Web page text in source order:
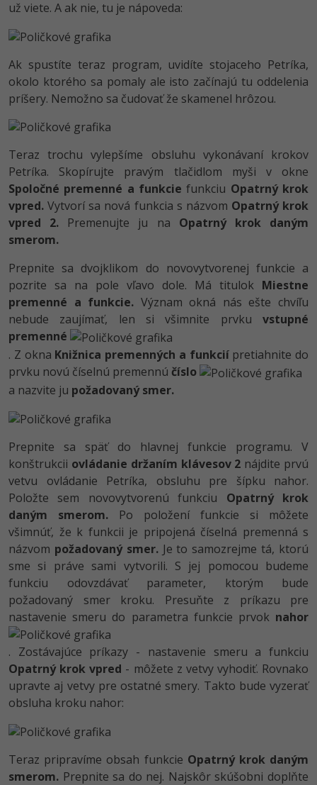
už viete. A ak nie, tu je nápoveda:
Ak spustíte teraz program, uvidíte stojaceho Petríka,
okolo ktorého sa pomaly ale isto začínajú tu oddelenia
príšery. Nemožno sa čudovať že skamenel hrôzou.
Teraz trochu vylepšíme obsluhu vykonávaní krokov
Petríka. Skopírujte pravým tlačidlom myši v okne
Spoločné premenné a funkcie funkciu Opatrný krok
vpred. Vytvorí sa nová funkcia s názvom Opatrný krok
vpred 2. Premenujte ju na Opatrný krok daným
smerom.
Prepnite sa dvojklikom do novovytvorenej funkcie a
pozrite sa na pole vľavo dole. Má titulok Miestne
premenné a funkcie. Význam okná nás ešte chvíľu
nebude zaujímať, len si všimnite prvku vstupné
premenné
. Z okna Knižnica premenných a funkciípretiahnite do
prvku novú číselnú premennú číslo
a nazvite ju požadovaný smer.
Prepnite sa späť do hlavnej funkcie programu. V
konštrukcii ovládanie držaním klávesov 2 nájdite prvú
vetvu ovládanie Petríka, obsluhu pre šípku nahor.
Položte sem novovytvorenú funkciu Opatrný krok
daným smerom. Po položení funkcie si môžete
všimnúť, že k funkcii je pripojená číselná premenná s
názvom požadovaný smer.Je to samozrejme tá, ktorú
sme si práve sami vytvorili. S jej pomocou budeme
funkciu odovzdávať parameter, ktorým bude
požadovaný smer kroku. Presuňte z príkazu pre
nastavenie smeru do parametra funkcie prvok nahor
. Zostávajúce príkazy - nastavenie smeru a funkciu
Opatrný krok vpred - môžete z vetvy vyhodiť. Rovnako
upravte aj vetvy pre ostatné smery. Takto bude vyzerať
obsluha kroku nahor:
Teraz pripravíme obsah funkcie Opatrný krok daným
smerom. Prepnite sa do nej. Najskôr skúšobni doplňte